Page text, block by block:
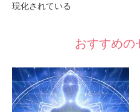
現化されている
おすすめの